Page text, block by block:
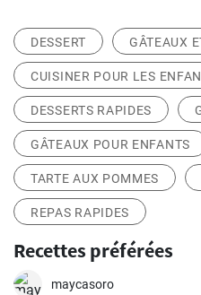
DESSERT GÂTEAUX
CUISINER POUR LES
DESSERTS RAPIDES
GÂTEAUX POUR ENFANTS
TARTE AUX POMMES
REPAS RAPIDES
Recettes préférées
maycasoro